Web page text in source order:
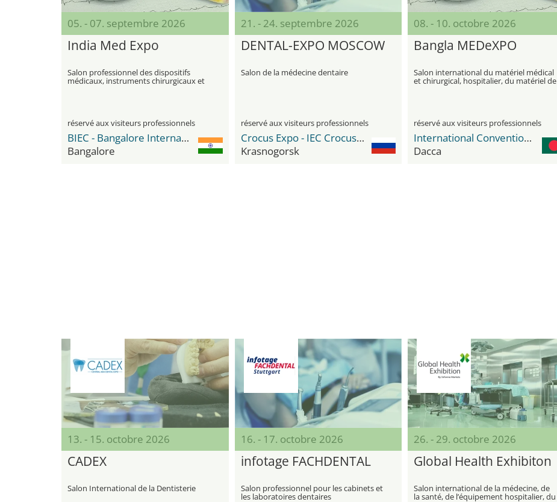
05. - 07. septembre 2026
India Med Expo
Salon professionnel des dispositifs
médicaux, instruments chirurgicaux et
réservé aux visiteurs professionnels
BIEC - Bangalore International Exhibition Center
Bangalore
21. - 24. septembre 2026
DENTAL-EXPO MOSCOW
Salon de la médecine dentaire
réservé aux visiteurs professionnels
Crocus Expo - IEC Crocus Expo International Exhibition Centre
Krasnogorsk
08. - 10. octobre 2026
Bangla MEDeXPO
Salon international du matériel médical
et chirurgical, hospitalier, du matériel de
diagnostic et des consommables
réservé aux visiteurs professionnels
International Convention City Bashundhara - ICCB
Dacca
13. - 15. octobre 2026
CADEX
Salon International de la Dentisterie
16. - 17. octobre 2026
infotage FACHDENTAL
Salon professionnel pour les cabinets et
les laboratoires dentaires
26. - 29. octobre 2026
Global Health Exhibiton
Salon international de la médecine, de
la santé, de l’équipement hospitalier, du